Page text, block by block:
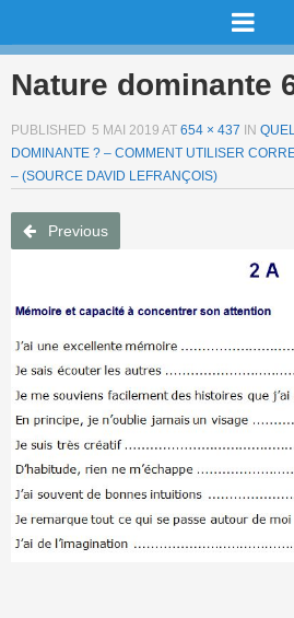
Nature dominante
PUBLISHED 5 MAI 2019 AT 654 × 437 IN
DOMINANTE ? – COMMENT UTILISER
– (SOURCE DAVID LEFRANÇOIS)
Previous